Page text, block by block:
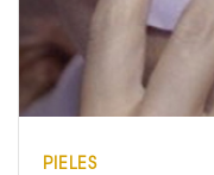
PIELES